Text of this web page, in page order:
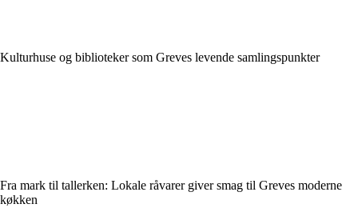
Kulturhuse og biblioteker som Greves levende samlingspunkter
Fra mark til tallerken: Lokale råvarer giver smag til Greves moderne
køkken